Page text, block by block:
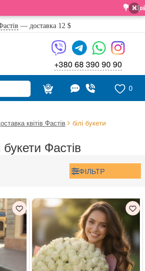
💐 Щойно ×
— доставка 12 $
+380 68 390 90 90
0
квітів Фастів білі букети
букети Фастів
ФІЛЬТР